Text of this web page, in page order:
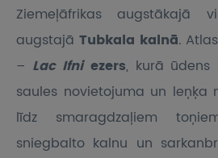
Ziemeļāfrikas augstākajā
augstajā Tubkala kalnā.
– Lac Ifni ezers, kurā ūdens
saules novietojuma un leņķa
līdz smaragdzaļiem
sniegbalto kalnu un